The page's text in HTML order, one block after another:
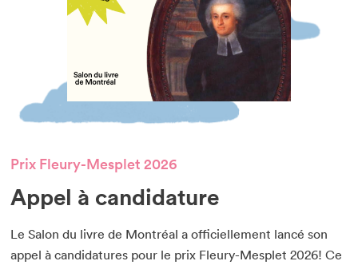
Prix Fleury-Mesplet 2026
Appel à candidature
Le Salon du livre de Montréal a officiellement lancé son
appel à candidatures pour le prix Fleury-Mesplet 2026! Ce